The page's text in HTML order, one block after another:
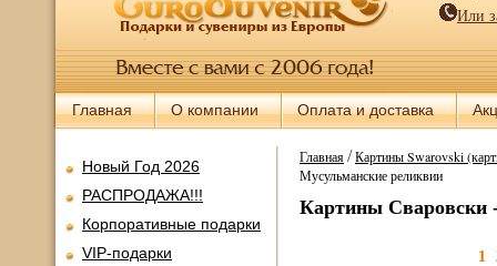
Или
Главная О компании Оплата и доставка
Новый Год 2026
РАСПРОДАЖА!!!
Корпоративные подарки
VIP-подарки
Главная/Картины Swarovski
Мусульманские реликвии
Картины Сваровски
1